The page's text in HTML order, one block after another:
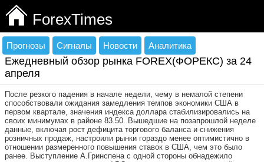
ForexTimes
Прогнозы Сигналы Новости Аналитика
Ежедневный обзор рынка FOREX(ФОРЕКС) за 24
апреля
После резкого падения в начале недели, чему в немалой степени
способствовали ожидания замедления темпов экономики США в
первом квартале, значения индекса доллара стабилизировались на
своих минимумах в районе 83.50. Вышедшие на позапрошлой неделе
данные, включая рост дефицита торгового баланса и снижения
розничных продаж, настроили рынки гораздо менее оптимистично в
отношении размеренного повышения ставок в США, чем это было
ранее. Выступление А.Гринспена с одной стороны обнадежило